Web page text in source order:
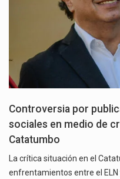
Controversia por
sociales en medio de
Catatumbo
La crítica situación en el
enfrentamientos entre el ELN